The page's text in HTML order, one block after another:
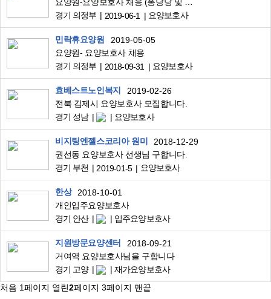
경기 의정부
2019-06-1 요양보호사
민락휴요양원
2019-05-05
요양원- 요양보호사 채용
경기 의정부
2018-09-31 요양보호사
효베스트노인복지
2019-02-26
전북 김제시 요양보호사 모집합니다.
경기 성남
요양보호사
비지팅엔젤스코리아 원미
2018-12-29
권선동 요양보호사 선생님 구합니다.
경기 부천
2019-01-5 요양보호사
한상
2018-10-01
개인입주요양보호사
경기 안산
입주요양보호사
지원방문요양센터
2018-09-21
거여역 요양보호사님을 구합니다
경기 고양
재가요양보호사
처음 1페이지 열린2페이지 3페이지 맨끝